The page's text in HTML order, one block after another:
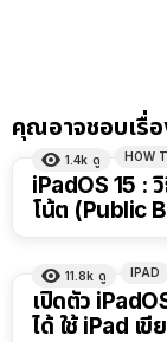
คุณอาจชอบเรื่อ
1.4k ดู HOW
iPadOS 15 :
โน้ต (Public
11.8k ดู IPAD
เปิดตัว
ได้ ใช้ iPad เขี